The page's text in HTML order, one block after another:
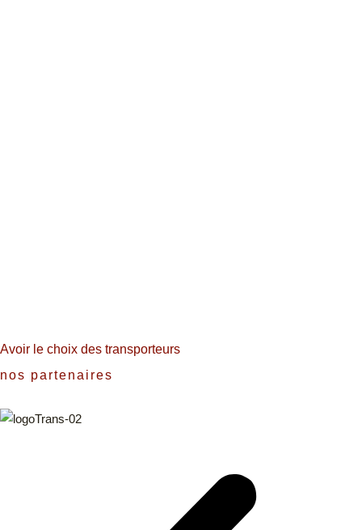
Avoir le choix des transporteurs
nos partenaires